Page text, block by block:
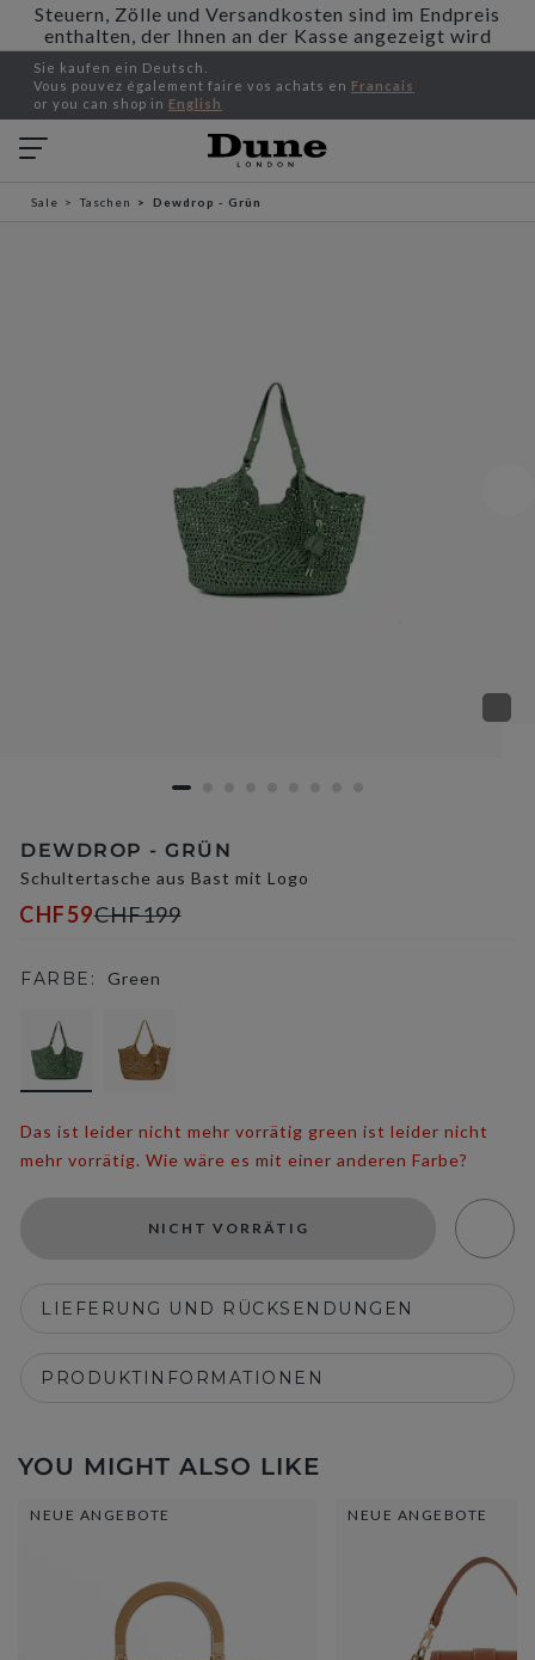
Steuern, Zölle und Versandkosten sind im Endpreis
enthalten, der Ihnen an der Kasse angezeigt wird
Sie kaufen ein Deutsch.
Vous pouvez également faire vos achats en Francais
or you can shop in English
Sale Taschen Dewdrop - Grün
DEWDROP - GRÜN
Schultertasche aus Bast mit Logo
CHF59CHF199
FARBE: Green
selected
Das ist leider nicht mehr vorrätig green ist leider nicht
mehr vorrätig. Wie wäre es mit einer anderen Farbe?
NICHT VORRÄTIG
LIEFERUNG UND RÜCKSENDUNGEN
PRODUKTINFORMATIONEN
YOU MIGHT ALSO LIKE
NEUE ANGEBOTE NEUE ANGEBOTE